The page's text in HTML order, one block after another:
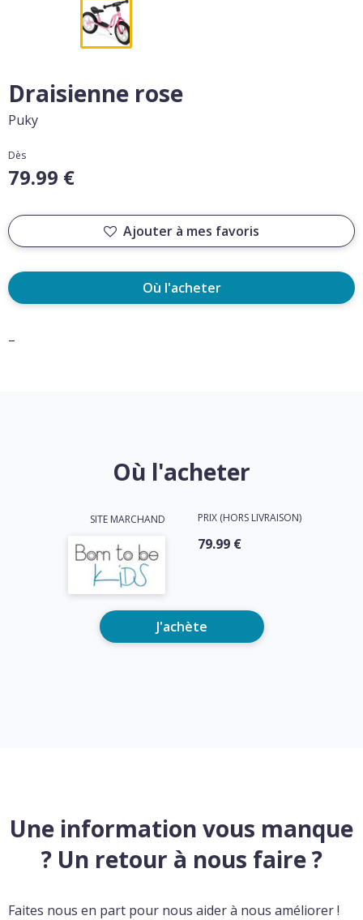
Draisienne rose
Puky
Dès
79.99 €
Ajouter à mes favoris
Où l'acheter
–
Où l'acheter
SITE MARCHAND PRIX (HORS LIVRAISON)
79.99 €
J'achète
Une information vous manque
? Un retour à nous faire ?
Faites nous en part pour nous aider à nous améliorer !